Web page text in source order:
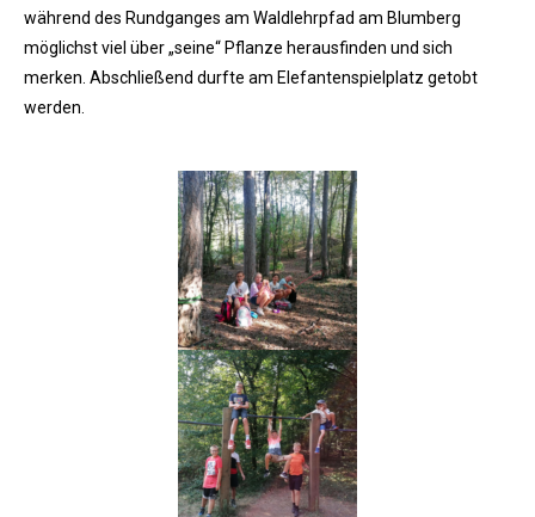
während des Rundganges am Waldlehrpfad am Blumberg
möglichst viel über „seine“ Pflanze herausfinden und sich
merken. Abschließend durfte am Elefantenspielplatz getobt
werden.